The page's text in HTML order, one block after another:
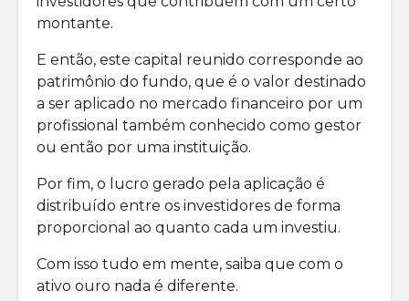
montante.
E então, este capital reunido corresponde ao
patrimônio do fundo, que é o valor destinado
a ser aplicado no mercado financeiro por um
profissional também conhecido como gestor
ou então por uma instituição.
Por fim, o lucro gerado pela aplicação é
distribuído entre os investidores de forma
proporcional ao quanto cada um investiu.
Com isso tudo em mente, saiba que com o
ativo ouro nada é diferente.